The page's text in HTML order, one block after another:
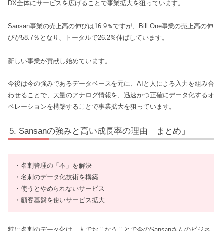
DX全体にサービスを広げることで事業拡大を狙っています。
Sansan事業の売上高の伸びは16.9％ですが、Bill One事業の売上高の伸
びが58.7％となり、トータルで26.2％伸ばしています。
新しい事業が貢献し始めています。
今後は今の強みであるデータベースを元に、AIと人による入力を組み合
わせることで、大量のアナログ情報を、迅速かつ正確にデータ化するオ
ペレーションを構築することで事業拡大を狙っています。
Sansanの強みと高い成長率の理由「まとめ」
・名刺管理の「不」を解決
・名刺のデータ化技術を構築
・使うとやめられないサービス
・顧客基盤を使いサービス拡大
特に名刺のデータ化は、人でおこなうことで今のSansanさんのビジネ